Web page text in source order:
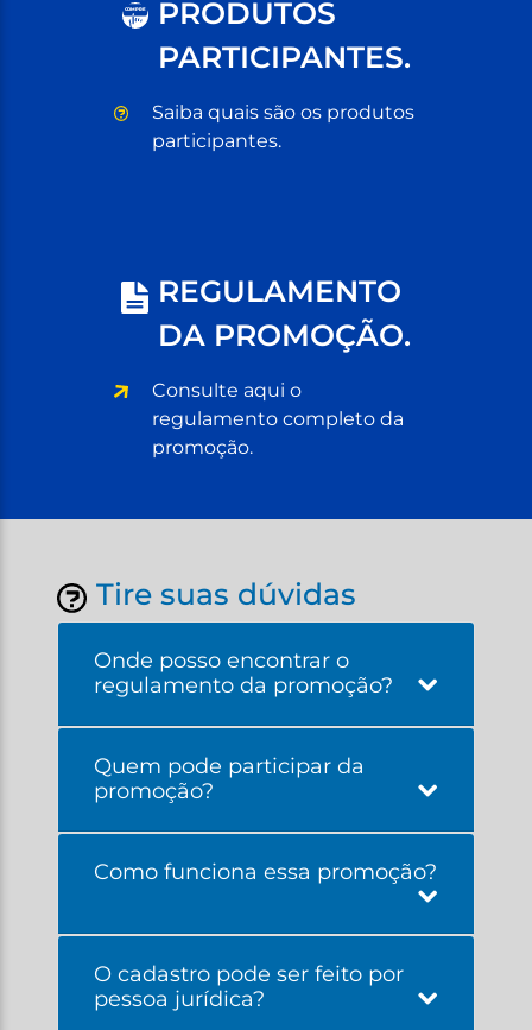
COMPRE
PRODUTOS
PARTICIPANTES.
Saiba quais são os produtos
participantes.
REGULAMENTO
DA PROMOÇÃO.
Consulte aqui o
regulamento completo da
promoção.
Tire suas dúvidas
Onde posso encontrar o
regulamento da promoção?
Quem pode participar da
promoção?
Como funciona essa promoção?
O cadastro pode ser feito por
pessoa jurídica?